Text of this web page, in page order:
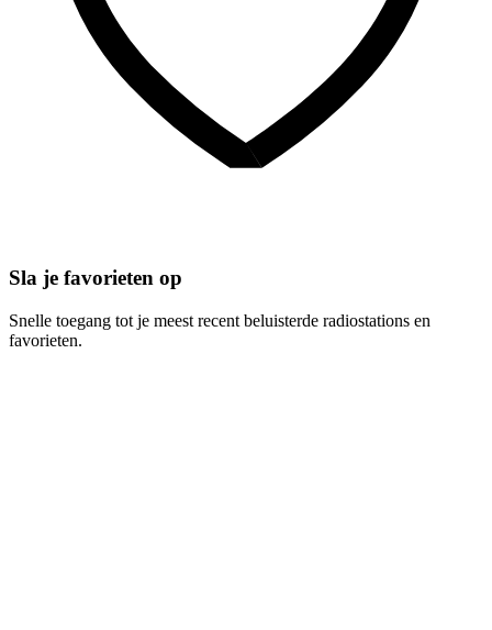
Sla je favorieten op
Snelle toegang tot je meest recent beluisterde radiostations en
favorieten.